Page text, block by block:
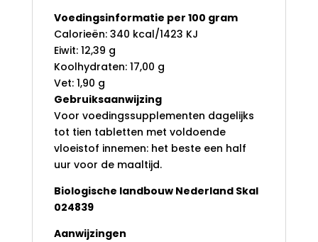
Voedingsinformatie per 100 gram
Calorieën: 340 kcal/1423 KJ
Eiwit: 12,39 g
Koolhydraten: 17,00 g
Vet: 1,90 g
Gebruiksaanwijzing
Voor voedingssupplementen dagelijks
tot tien tabletten met voldoende
vloeistof innemen: het beste een half
uur voor de maaltijd.
Biologische landbouw Nederland Skal
024839
Aanwijzingen